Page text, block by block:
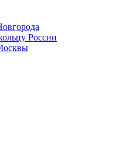
России